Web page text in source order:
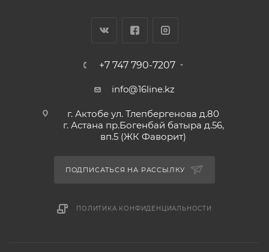
+7 747 790-7207
info@16line.kz
г. Актобе ул. Тлепбергенова д.80
г. Астана пр.Богенбай батыра д.56,
вп.5 (ЖК Фаворит)
ПОДПИСАТЬСЯ НА РАССЫЛКУ
ПОЛИТИКА КОНФИДЕНЦИАЛЬНОСТИ